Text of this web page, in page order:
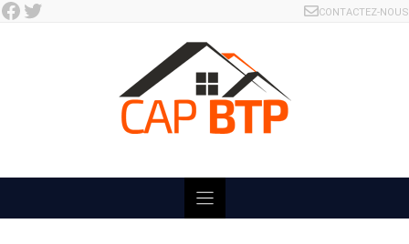
Skip
Facebook Twitter CONTACTEZ-NOUS